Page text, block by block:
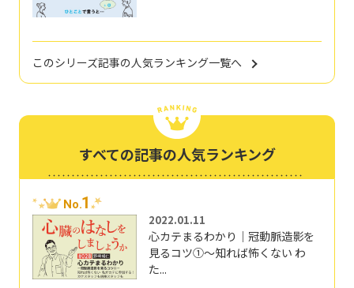
このシリーズ記事の人気ランキング一覧へ
すべての記事の人気ランキング
No.1
2022.01.11
心カテまるわかり｜冠動脈造影を
見るコツ①～知れば怖くない わ
た...